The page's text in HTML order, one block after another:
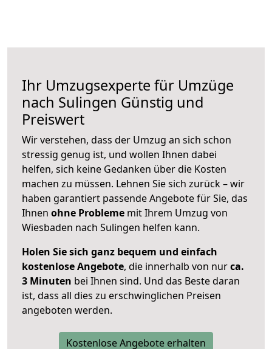
Ihr Umzugsexperte für Umzüge
nach Sulingen Günstig und
Preiswert
Wir verstehen, dass der Umzug an sich schon
stressig genug ist, und wollen Ihnen dabei
helfen, sich keine Gedanken über die Kosten
machen zu müssen. Lehnen Sie sich zurück – wir
haben garantiert passende Angebote für Sie, das
Ihnen ohne Probleme mit Ihrem Umzug von
Wiesbaden nach Sulingen helfen kann.
Holen Sie sich ganz bequem und einfach
kostenlose Angebote, die innerhalb von nurca.
3 Minuten bei Ihnen sind. Und das Beste daran
ist, dass all dies zu erschwinglichen Preisen
angeboten werden.
Kostenlose Angebote erhalten